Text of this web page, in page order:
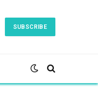
SUBSCRIBE